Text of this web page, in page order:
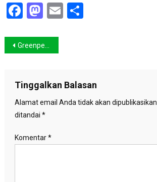
Facebook
Mastodon
EmailShare
Navigasi
Greenpeace : Perlindungan Gambut Solusi Jangka Panjang Kebakaran Hutan
Tinggalkan Balasan
Alamat email Anda tidak akan dipublikasikan.
ditandai *
Komentar*